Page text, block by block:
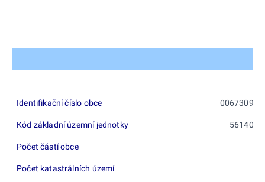
Identifikační číslo obce 00673099
Kód základní územní jednotky 561401
Počet částí obce
Počet katastrálních území